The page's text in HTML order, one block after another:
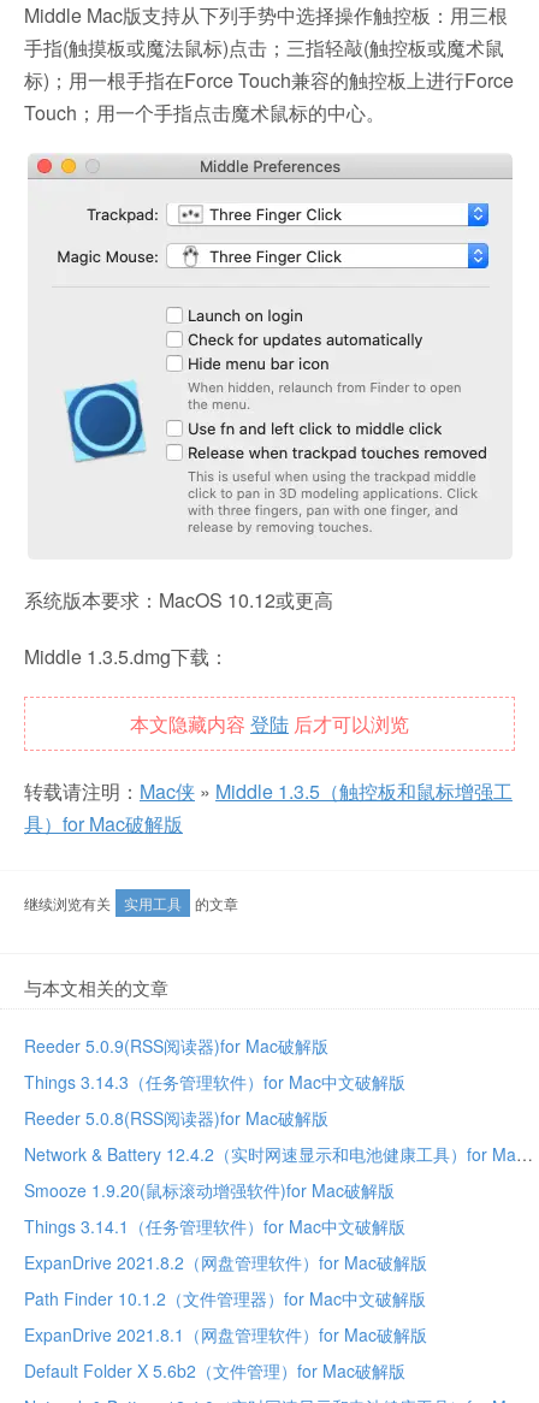
Middle Mac版支持从下列手势中选择操作触控板：用三根
手指(触摸板或魔法鼠标)点击；三指轻敲(触控板或魔术鼠
标)；用一根手指在Force Touch兼容的触控板上进行Force
Touch；用一个手指点击魔术鼠标的中心。
系统版本要求：MacOS 10.12或更高
Middle 1.3.5.dmg下载：
本文隐藏内容 登陆 后才可以浏览
转载请注明： Mac侠 » Middle 1.3.5（触控板和鼠标增强工
具）for Mac破解版
继续浏览有关 实用工具 的文章
与本文相关的文章
Reeder 5.0.9(RSS阅读器)for Mac破解版
Things 3.14.3（任务管理软件）for Mac中文破解版
Reeder 5.0.8(RSS阅读器)for Mac破解版
Network & Battery 12.4.2（实时网速显示和电池健康工具）for Mac中文破解版
Smooze 1.9.20(鼠标滚动增强软件)for Mac破解版
Things 3.14.1（任务管理软件）for Mac中文破解版
ExpanDrive 2021.8.2（网盘管理软件）for Mac破解版
Path Finder 10.1.2（文件管理器）for Mac中文破解版
ExpanDrive 2021.8.1（网盘管理软件）for Mac破解版
Default Folder X 5.6b2（文件管理）for Mac破解版